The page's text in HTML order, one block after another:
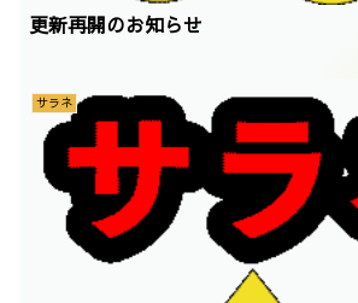
更新再開のお知らせ
サラネ